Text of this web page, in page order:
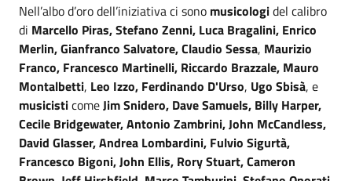
Nell’albo d’oro dell’iniziativa ci sono musicologidel calibro
di Marcello Piras, Stefano Zenni, Luca Bragalini, Enrico
Merlin, Gianfranco Salvatore, Claudio Sessa, Maurizio
Franco, Francesco Martinelli, Riccardo Brazzale, Mauro
Montalbetti, Leo Izzo, Ferdinando D'Urso, Ugo Sbisà, e
musicisticomeJim Snidero, Dave Samuels, Billy Harper,
Cecile Bridgewater, Antonio Zambrini, John McCandless,
David Glasser, Andrea Lombardini, Fulvio Sigurtà,
Francesco Bigoni, John Ellis, Rory Stuart, Cameron